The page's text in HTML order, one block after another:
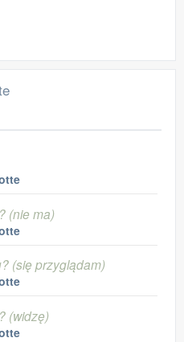
(nie ma)
(się przyglądam)
(widzę)